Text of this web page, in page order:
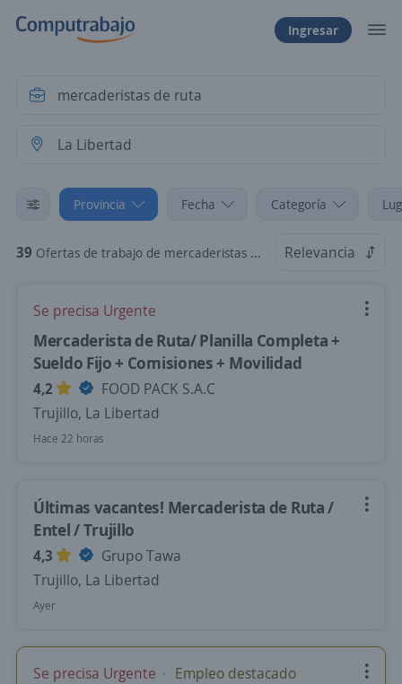
Ingresar
Provincia Fecha Categoría
39 Ofertas de trabajo de mercaderistas de ruta en La Libertad Relevancia
Se precisa Urgente
Mercaderista de Ruta/ Planilla Completa +
Sueldo Fijo + Comisiones + Movilidad
4,2
FOOD PACK S.A.C
Trujillo, La Libertad
Hace 22 horas
Últimas vacantes! Mercaderista de Ruta /
Entel / Trujillo
4,3
Grupo Tawa
Trujillo, La Libertad
Ayer
Se precisa Urgente Empleo destacado